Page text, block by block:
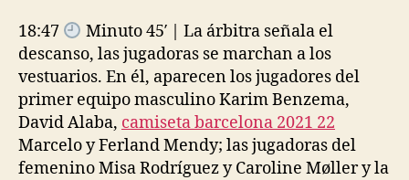
18:47
Minuto 45′ | La árbitra señala el
descanso, las jugadoras se marchan a los
vestuarios. En él, aparecen los jugadores del
primer equipo masculino Karim Benzema,
David Alaba, camiseta barcelona 2021 22
Marcelo y Ferland Mendy; las jugadoras del
femenino Misa Rodríguez y Caroline Møller y la